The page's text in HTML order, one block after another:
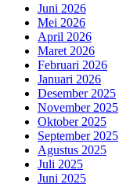
Juni 2026
Mei 2026
April 2026
Maret 2026
Februari 2026
Januari 2026
Desember 2025
November 2025
Oktober 2025
September 2025
Agustus 2025
Juli 2025
Juni 2025